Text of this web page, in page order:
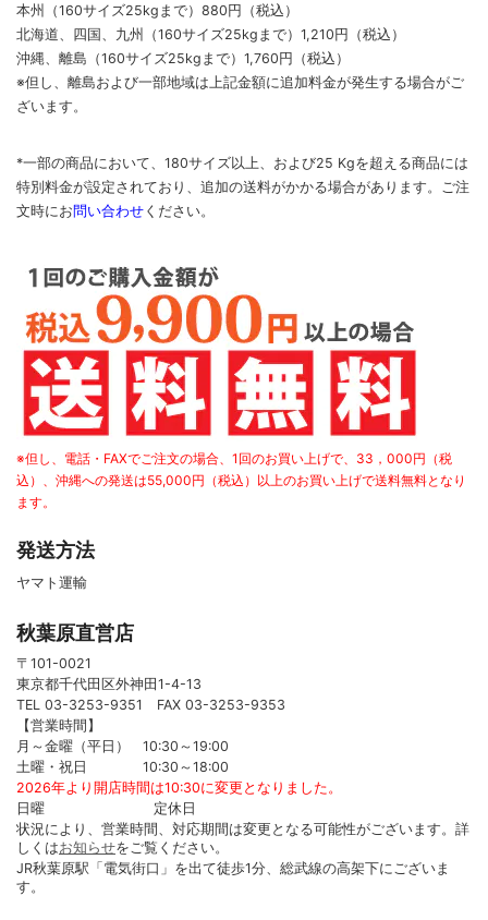
本州（160サイズ25kgまで）880円（税込）
北海道、四国、九州
（160サイズ25kgまで） 1,210円（税込）
沖縄、離島 （160サイズ25kgまで） 1,760円（税込）
※但し、離島および一部地域は上記金額に追加料金が発生する場合がご
ざいます。
*一部の商品において、180サイズ以上、および25 Kgを超える商品には
特別料金が設定されており、追加の送料がかかる場合があります。
ご注
文時に お問い合わせ ください。
※但し、電話・FAXでご注文の場合、1回のお買い上げで、33，000円（税
込）、沖縄への発送は55,000円（税込）以上のお買い上げで送料無料となり
ます。
発送方法
ヤマト運輸
秋葉原直営店
〒101-0021
東京都千代田区外神田1-4-13
TEL 03-3253-9351 FAX 03-3253-9353
【営業時間】
月～金曜（平日） 10:30～19:00
土曜・祝日 10:30～18:00
2026年より開店時間は10:30に変更となりました。
日曜 定休日
状況により、営業時間、対応期間は変更となる可能性がございます。詳
しくはお知らせをご覧ください。
JR秋葉原駅「電気街口」を出て徒歩1分、総武線の高架下にございま
す。